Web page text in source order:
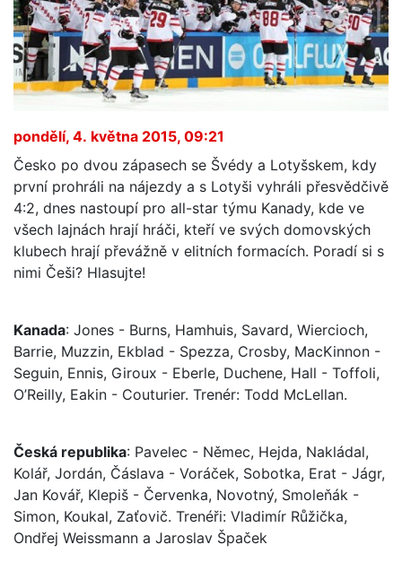
pondělí, 4. května 2015, 09:21
Česko po dvou zápasech se Švédy a Lotyšskem, kdy
první prohráli na nájezdy a s Lotyši vyhráli přesvědčivě
4:2, dnes nastoupí pro all-star týmu Kanady, kde ve
všech lajnách hrají hráči, kteří ve svých domovských
klubech hrají převážně v elitních formacích. Poradí si s
nimi Češi? Hlasujte!
Kanada: Jones - Burns, Hamhuis, Savard, Wiercioch,
Barrie, Muzzin, Ekblad - Spezza, Crosby, MacKinnon -
Seguin, Ennis, Giroux - Eberle, Duchene, Hall - Toffoli,
O’Reilly, Eakin - Couturier. Trenér: Todd McLellan.
Česká republika: Pavelec - Němec, Hejda, Nakládal,
Kolář, Jordán, Čáslava - Voráček, Sobotka, Erat - Jágr,
Jan Kovář, Klepiš - Červenka, Novotný, Smoleňák -
Simon, Koukal, Zaťovič. Trenéři: Vladimír Růžička,
Ondřej Weissmann a Jaroslav Špaček